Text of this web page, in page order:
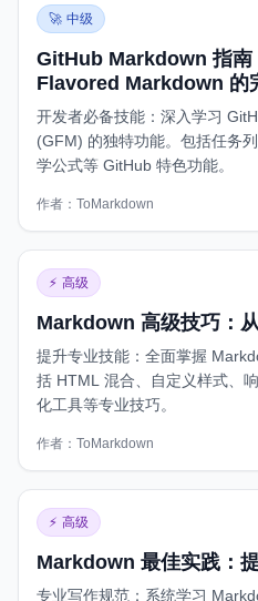
🚀 中级
GitHub Markdown 指南
Flavored Markdown 的
开发者必备技能：深入学习
(GFM) 的独特功能。包括任务
学公式等 GitHub 特色功能。
作者： ToMarkdown
https://
⚡ 高级
Markdown 高级技巧：
提升专业技能：全面掌握
括 HTML 混合、自定义样式、
化工具等专业技巧。
作者： ToMarkdown
https://
⚡ 高级
Markdown 最佳实践：
专业写作规范：系统学习